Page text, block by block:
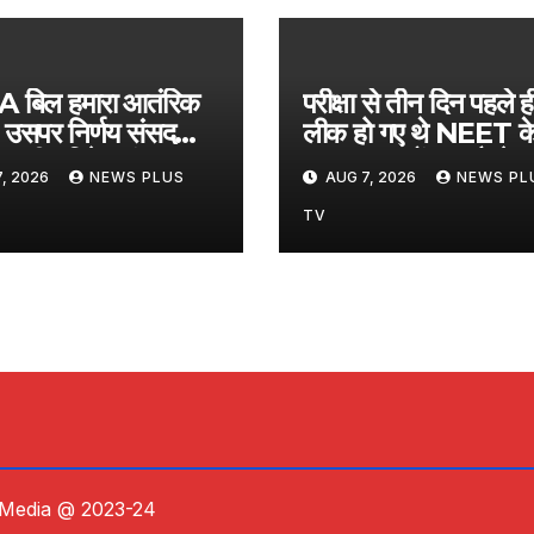
बिल हमारा आतंरिक
उसपर निर्णय संसद
विदेश मंत्रालय
को नसीहत​on
7, 2026 at
am
2026 NEWS PLUS
परीक्षा से तीन दिन पहले
लीक हो गए थे NEET
सवाल, छात्रों तक कैसे
CBI की चार्जशीट में बड़े
खुलासे​on August 7,
2026 at 10:47 am
AUG 7, 2026 NEWS
TV
@ 2023-24